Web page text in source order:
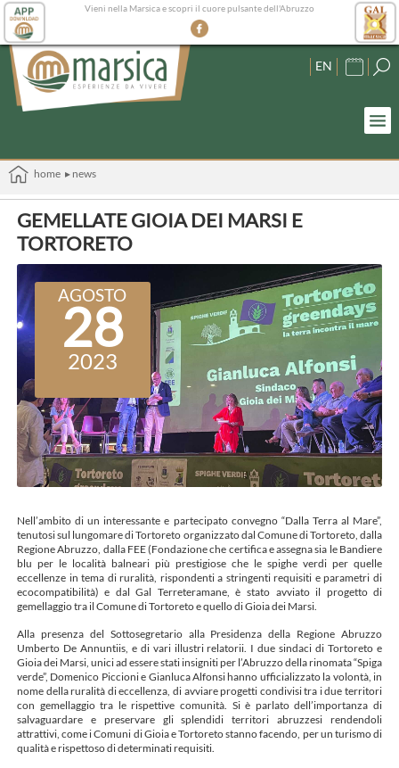
Vieni nella Marsica e scopri il cuore pulsante dell'Abruzzo
EN
home ▸ news
GEMELLATE GIOIA DEI MARSI E
TORTORETO
AGOSTO
28
2023
Nell’ambito di un interessante e partecipato convegno “Dalla Terra al Mare”,
tenutosi sul lungomare di Tortoreto organizzato dal Comune di Tortoreto, dalla
Regione Abruzzo, dalla FEE (Fondazione che certifica e assegna sia le Bandiere
blu per le località balneari più prestigiose che le spighe verdi per quelle
eccellenze in tema di ruralità, rispondenti a stringenti requisiti e parametri di
ecocompatibilità) e dal Gal Terreteramane, è stato avviato il progetto di
gemellaggio tra il Comune di Tortoreto e quello di Gioia dei Marsi.
Alla presenza del Sottosegretario alla Presidenza della Regione Abruzzo
Umberto De Annuntiis, e di vari illustri relatorii. I due sindaci di Tortoreto e
Gioia dei Marsi, unici ad essere stati insigniti per l’Abruzzo della rinomata “Spiga
verde”, Domenico Piccioni e Gianluca Alfonsi hanno ufficializzato la volontà, in
nome della ruralità di eccellenza, di avviare progetti condivisi tra i due territori
con gemellaggio tra le rispettive comunità. Si è parlato dell’importanza di
salvaguardare e preservare gli splendidi territori abruzzesi rendendoli
attrattivi, come i Comuni di Gioia e Tortoreto stanno facendo, per un turismo di
qualità e rispettoso di determinati requisiti.